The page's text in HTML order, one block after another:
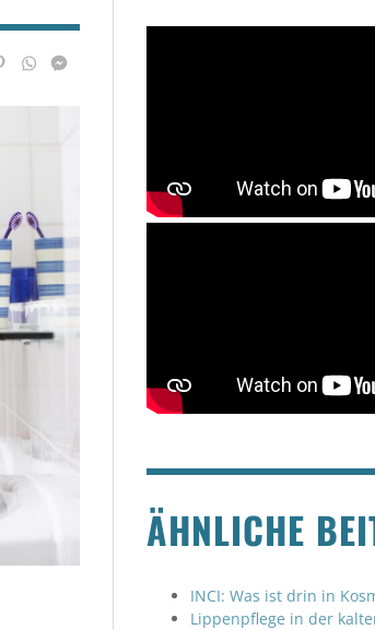
ÄHNLICHE
INCI: Was ist drin in
Lippenpflege in der